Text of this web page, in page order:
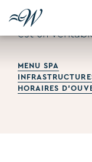
Le centre de
est un
MENU SPA
HORAIRES